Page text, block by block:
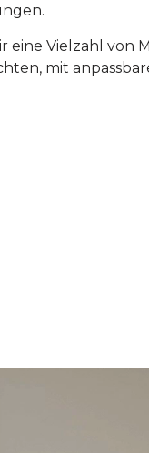
eine Vielzahl von
mit